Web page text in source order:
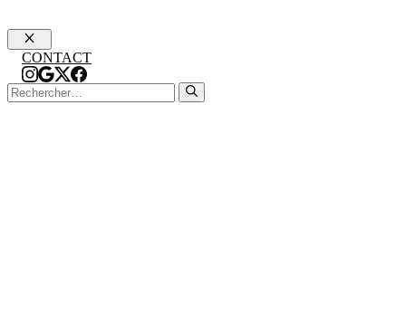
Fermer
CONTACT
Rechercher :